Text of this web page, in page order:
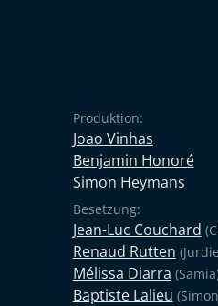
Produktion:
Joao Vinhas
Benjamin Honoré
Simon Heymans
Besetzung:
Jean-Luc Couchard
Renaud Rutten
Mélissa Diarra
Baptiste Lalieu